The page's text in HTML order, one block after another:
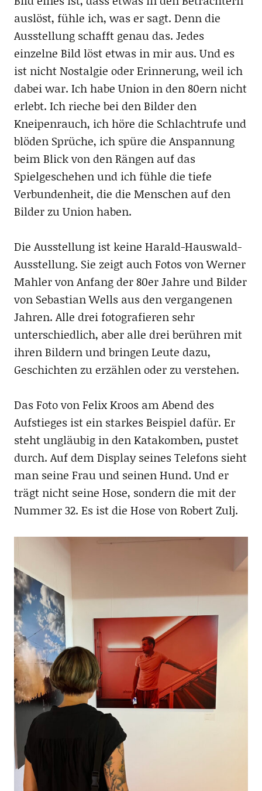
auslöst, fühle ich, was er sagt. Denn die
Ausstellung schafft genau das. Jedes
einzelne Bild löst etwas in mir aus. Und es
ist nicht Nostalgie oder Erinnerung, weil ich
dabei war. Ich habe Union in den 80ern nicht
erlebt. Ich rieche bei den Bilder den
Kneipenrauch, ich höre die Schlachtrufe und
blöden Sprüche, ich spüre die Anspannung
beim Blick von den Rängen auf das
Spielgeschehen und ich fühle die tiefe
Verbundenheit, die die Menschen auf den
Bilder zu Union haben.
Die Ausstellung ist keine Harald-Hauswald-
Ausstellung. Sie zeigt auch Fotos von Werner
Mahler von Anfang der 80er Jahre und Bilder
von Sebastian Wells aus den vergangenen
Jahren. Alle drei fotografieren sehr
unterschiedlich, aber alle drei berühren mit
ihren Bildern und bringen Leute dazu,
Geschichten zu erzählen oder zu verstehen.
Das Foto von Felix Kroos am Abend des
Aufstieges ist ein starkes Beispiel dafür. Er
steht ungläubig in den Katakomben, pustet
durch. Auf dem Display seines Telefons sieht
man seine Frau und seinen Hund. Und er
trägt nicht seine Hose, sondern die mit der
Nummer 32. Es ist die Hose von Robert Zulj.